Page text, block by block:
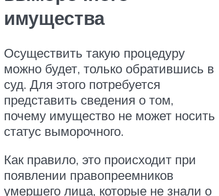
имущества
Осуществить такую процедуру
можно будет, только обратившись в
суд. Для этого потребуется
представить сведения о том,
почему имущество не может носить
статус выморочного.
Как правило, это происходит при
появлении правопреемников
умершего лица, которые не знали о